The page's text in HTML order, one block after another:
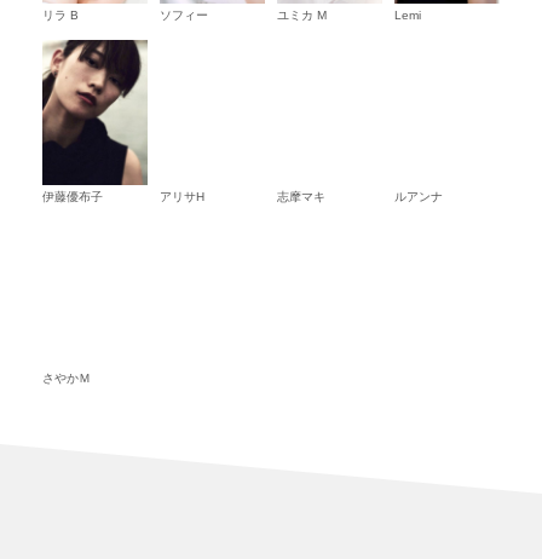
リラ B ソフィー ユミカ M Lemi
伊藤優布子 アリサH 志摩マキ ルアンナ
さやかＭ